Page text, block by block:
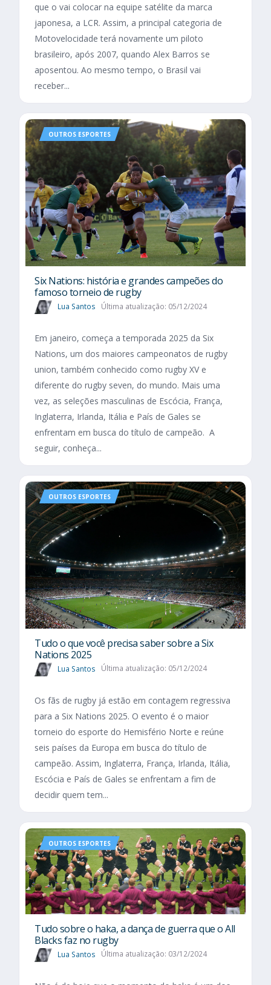
que o vai colocar na equipe satélite da marca
japonesa, a LCR. Assim, a principal categoria de
Motovelocidade terá novamente um piloto
brasileiro, após 2007, quando Alex Barros se
aposentou. Ao mesmo tempo, o Brasil vai
receber...
OUTROS ESPORTES
Six Nations​: história e grandes campeões do
famoso torneio de rugby
Lua Santos Última atualização: 05/12/2024
Em janeiro, começa a temporada 2025 da Six
Nations, um dos maiores campeonatos de rugby
union, também conhecido como rugby XV e
diferente do rugby seven, do mundo. Mais uma
vez, as seleções masculinas de Escócia, França,
Inglaterra, Irlanda, Itália e País de Gales se
enfrentam em busca do título de campeão. A
seguir, conheça...
OUTROS ESPORTES
Tudo o que você precisa saber sobre a Six
Nations 2025​
Lua Santos Última atualização: 05/12/2024
Os fãs de rugby já estão em contagem regressiva
para a Six Nations 2025. O evento é o maior
torneio do esporte do Hemisfério Norte e reúne
seis países da Europa em busca do título de
campeão. Assim, Inglaterra, França, Irlanda, Itália,
Escócia e País de Gales se enfrentam a fim de
decidir quem tem...
OUTROS ESPORTES
Tudo sobre o haka, a dança de guerra que o All
Blacks faz no rugby
Lua Santos Última atualização: 03/12/2024